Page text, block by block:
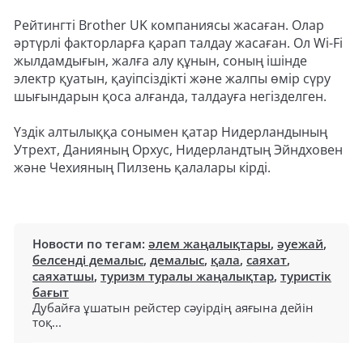
Рейтингті Brother UK компаниясы жасаған. Олар
әртүрлі факторларға қарап талдау жасаған. Ол Wi-Fi
жылдамдығын, жалға алу құнын, соның ішінде
электр қуатын, қауіпсіздікті және жалпы өмір сүру
шығындарын қоса алғанда, талдауға негізделген.
Үздік алтылыққа сонымен қатар Нидерландының
Утрехт, Данияның Орхус, Нидерландтың Эйндховен
және Чехияның Пилзень қалалары кірді.
Новости по тегам: әлем жаңалықтары, әуежай,
белсенді демалыс, демалыс, қала, саяхат,
саяхатшы, туризм туралы жаңалықтар, туристік
бағыт
Дубайға ұшатын рейстер сәуірдің аяғына дейін
тоқ...